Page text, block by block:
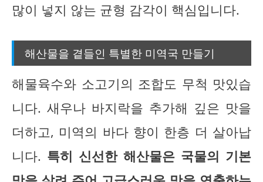
많이 넣지 않는 균형 감각이 핵심입니다.
해산물을 곁들인 특별한 미역국 만들기
해물육수와 소고기의 조합도 무척 맛있습
니다. 새우나 바지락을 추가해 깊은 맛을
더하고, 미역의 바다 향이 한층 더 살아납
니다. 특히 신선한 해산물은 국물의 기본